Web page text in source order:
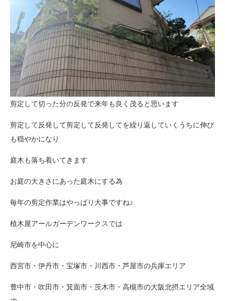
剪定して切った分の反発で来年も良く茂ると思います
剪定して反発して剪定して反発してを繰り返していくうちに伸び
も穏やかになり
庭木も落ち着いてきます
お庭の大きさにあった庭木にする為
毎年の剪定作業はやっぱり大事ですね♪
植木屋アールガーデンワークスでは
尼崎市を中心に
西宮市・伊丹市・宝塚市・川西市・芦屋市の兵庫エリア
豊中市・吹田市・箕面市・茨木市・高槻市の大阪北摂エリア全域